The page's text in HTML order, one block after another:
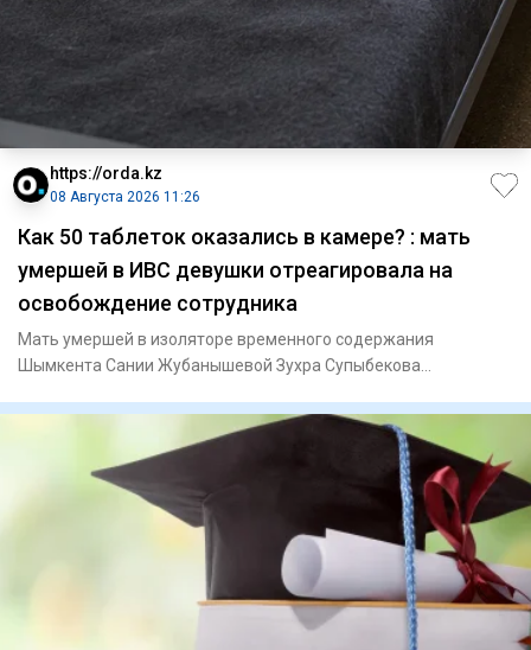
https://orda.kz
08 Августа 2026 11:26
Как 50 таблеток оказались в камере? : мать
умершей в ИВС девушки отреагировала на
освобождение сотрудника
Мать умершей в изоляторе временного содержания
Шымкента Сании Жубанышевой Зухра Супыбекова